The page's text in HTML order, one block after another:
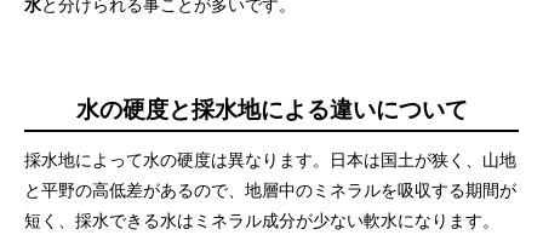
水の硬度と採水地による違いについて
採水地によって水の硬度は異なります。日本は国土が狭く、山地
と平野の高低差があるので、地層中のミネラルを吸収する期間が
短く、採水できる水はミネラル成分が少ない軟水になります。